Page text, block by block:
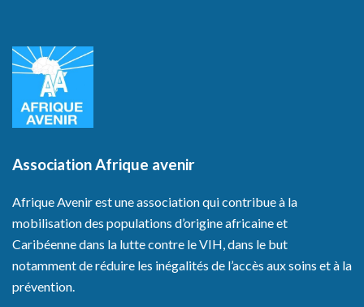
Association Afrique avenir
Afrique Avenir est une association qui contribue à la
mobilisation des populations d’origine africaine et
Caribéenne dans la lutte contre le VIH, dans le but
notamment de réduire les inégalités de l’accès aux soins et à la
prévention.